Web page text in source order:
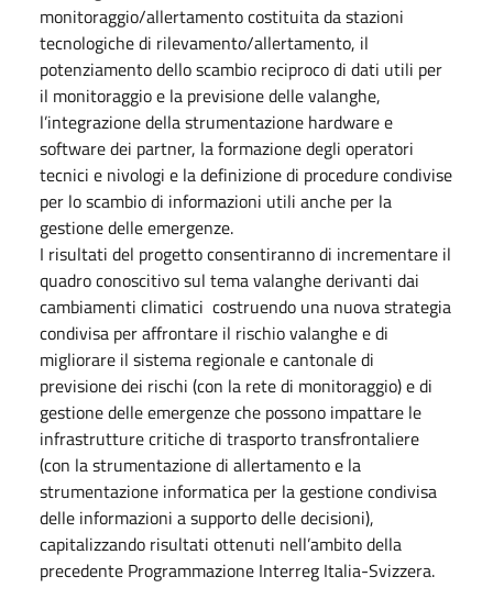
monitoraggio/allertamento costituita da stazioni
tecnologiche di rilevamento/allertamento, il
potenziamento dello scambio reciproco di dati utili per
il monitoraggio e la previsione delle valanghe,
l’integrazione della strumentazione hardware e
software dei partner, la formazione degli operatori
tecnici e nivologi e la definizione di procedure condivise
per lo scambio di informazioni utili anche per la
gestione delle emergenze.
I risultati del progetto consentiranno di incrementare il
quadro conoscitivo sul tema valanghe derivanti dai
cambiamenti climatici costruendo una nuova strategia
condivisa per affrontare il rischio valanghe e di
migliorare il sistema regionale e cantonale di
previsione dei rischi (con la rete di monitoraggio) e di
gestione delle emergenze che possono impattare le
infrastrutture critiche di trasporto transfrontaliere
(con la strumentazione di allertamento e la
strumentazione informatica per la gestione condivisa
delle informazioni a supporto delle decisioni),
capitalizzando risultati ottenuti nell’ambito della
precedente Programmazione Interreg Italia-Svizzera.